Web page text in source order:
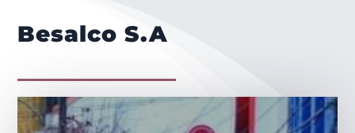
Besalco S.A